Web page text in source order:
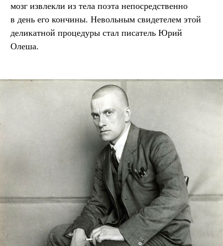
мозг извлекли из тела поэта непосредственно
в день его кончины. Невольным свидетелем этой
деликатной процедуры стал писатель Юрий
Олеша.